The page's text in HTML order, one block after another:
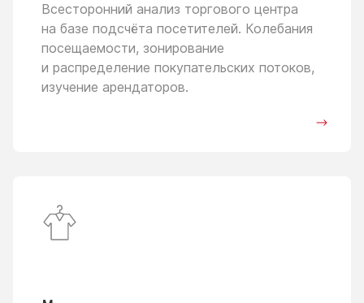
Всесторонний анализ торгового центра
на базе подсчёта посетителей. Колебания
посещаемости, зонирование
и распределение покупательских потоков,
изучение арендаторов.